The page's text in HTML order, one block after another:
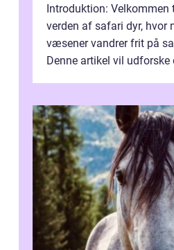
Introduktion: Velkommen
verden af safari dyr, hvor
væsener vandrer frit på
Denne artikel vil udforske